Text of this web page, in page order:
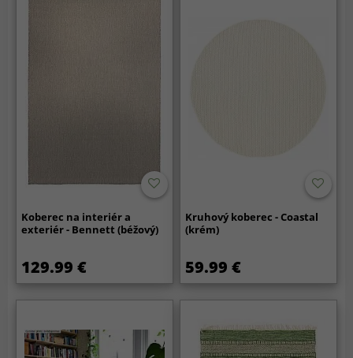
Koberec na interiér a
exteriér - Bennett (béžový)
129.99 €
Kruhový koberec - Coastal
(krém)
59.99 €